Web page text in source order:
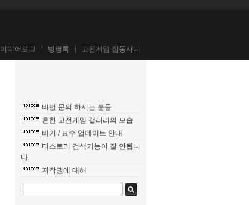
미디어로그 방명록 고전게임 잡동사니
비번 문의 하시는 분들
흔한 고전게임 갤러리의 모습
비기 / 묘수 업데이트 안내
티스토리 검색기능이 잘 안됩니
다.
저작권에 대해